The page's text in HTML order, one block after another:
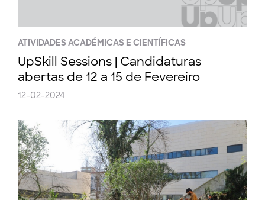
ATIVIDADES ACADÉMICAS E CIENTÍFICAS
UpSkill Sessions | Candidaturas
abertas de 12 a 15 de Fevereiro
12-02-2024